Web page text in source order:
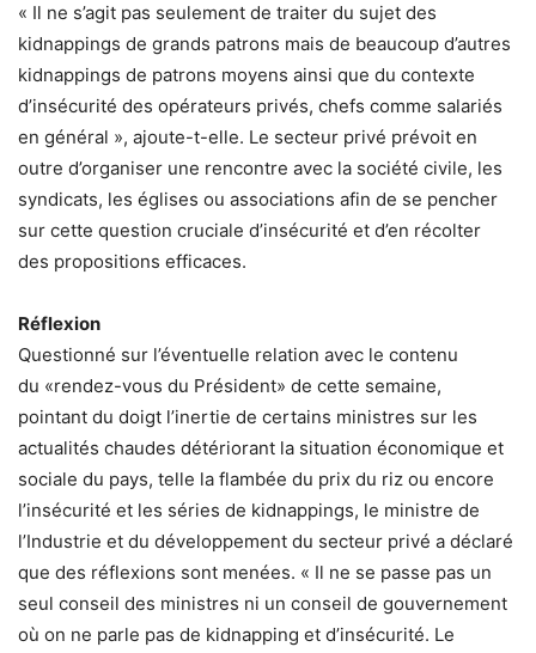
« Il ne s’agit pas seulement de traiter du sujet des
kidnappings de grands patrons mais de beaucoup d’autres
kidnappings de patrons moyens ainsi que du contexte
d’insécurité des opérateurs privés, chefs comme salariés
en général », ajoute-t-elle. Le secteur privé prévoit en
outre d’organiser une rencontre avec la société civile, les
syndicats, les églises ou associations afin de se pencher
sur cette question cruciale d’insécurité et d’en récolter
des propositions efficaces.
Réflexion
Questionné sur l’éventuelle relation avec le contenu
du «rendez-vous du Président» de cette semaine,
pointant du doigt l’inertie de certains ministres sur les
actualités chaudes détériorant la situation économique et
sociale du pays, telle la flambée du prix du riz ou encore
l’insécurité et les séries de kidnappings, le ministre de
l’Industrie et du développement du secteur privé a déclaré
que des réflexions sont menées. « Il ne se passe pas un
seul conseil des ministres ni un conseil de gouvernement
où on ne parle pas de kidnapping et d’insécurité. Le